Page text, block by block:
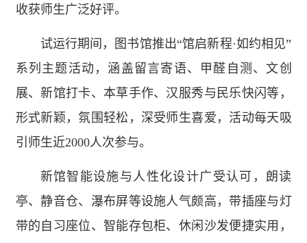
收获师生广泛好评。
试运行期间，图书馆推出“馆启新程·如约相见”
系列主题活动，涵盖留言寄语、甲醛自测、文创
展、新馆打卡、本草手作、汉服秀与民乐快闪等，
形式新颖，氛围轻松，深受师生喜爱，活动每天吸
引师生近2000人次参与。
新馆智能设施与人性化设计广受认可，朗读
亭、静音仓、瀑布屏等设施人气颇高，带插座与灯
带的自习座位、智能存包柜、休闲沙发便捷实用，